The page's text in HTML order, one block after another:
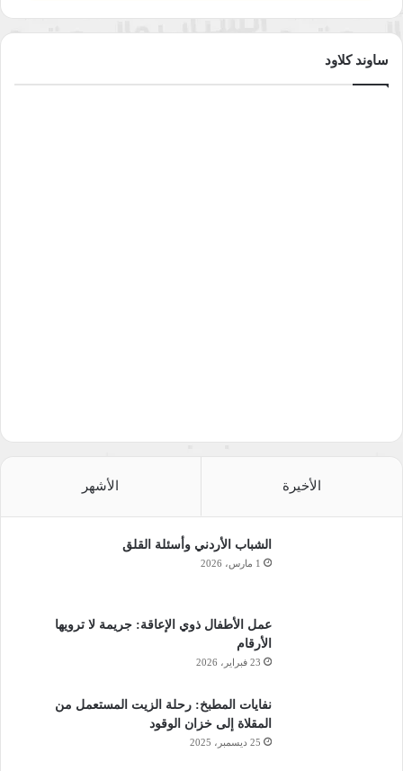
ساوند كلاود
الأخيرة الأشهر
الشباب الأردني وأسئلة القلق
1 مارس، 2026
عمل الأطفال ذوي الإعاقة: جريمة لا ترويها
الأرقام
23 فبراير، 2026
نفايات المطبخ: رحلة الزيت المستعمل من
المقلاة إلى خزان الوقود
25 ديسمبر، 2025